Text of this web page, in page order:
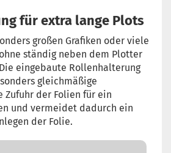
für extra lange Plots
großen Grafiken oder viele
ständig neben dem Plotter
eingebaute Rollenhalterung
gleichmäßige
Zufuhr der Folien für ein
und vermeidet dadurch ein
der Folie.